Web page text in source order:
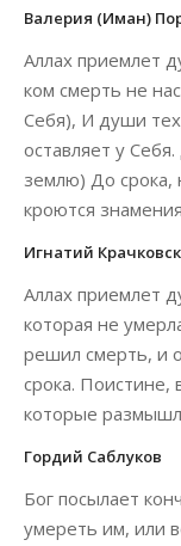
Валерия (Иман)
Аллах приемлет
ком смерть не
Себя), И души
оставляет у
землю) До срока,
кроются
Игнатий
Аллах приемлет
которая не
решил смерть, и
срока.
которые
Гордий Саблуков
Бог посылает
умереть им, или